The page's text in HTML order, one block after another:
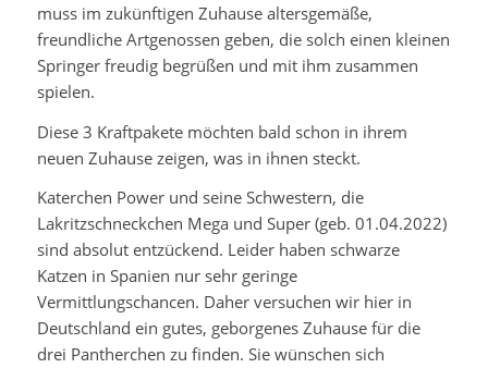
muss im zukünftigen Zuhause altersgemäße,
freundliche Artgenossen geben, die solch einen kleinen
Springer freudig begrüßen und mit ihm zusammen
spielen.
Diese 3 Kraftpakete möchten bald schon in ihrem
neuen Zuhause zeigen, was in ihnen steckt.
Katerchen Power und seine Schwestern, die
Lakritzschneckchen Mega und Super (geb. 01.04.2022)
sind absolut entzückend. Leider haben schwarze
Katzen in Spanien nur sehr geringe
Vermittlungschancen. Daher versuchen wir hier in
Deutschland ein gutes, geborgenes Zuhause für die
drei Pantherchen zu finden. Sie wünschen sich